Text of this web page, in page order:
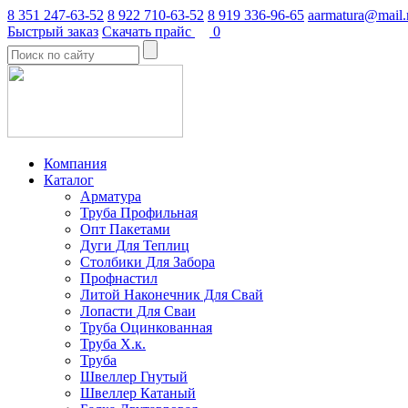
8 351 247-63-52 8 922 710-63-52 8 919 336-96-65
Быстрый заказ Скачать прайс 0
Компания
Каталог
Арматура
Труба Профильная
Опт Пакетами
Дуги Для Теплиц
Столбики Для Забора
Профнастил
Литой Наконечник Для Свай
Лопасти Для Сваи
Труба Оцинкованная
Труба Х.к.
Труба
Швеллер Гнутый
Швеллер Катаный